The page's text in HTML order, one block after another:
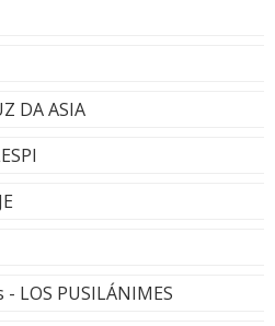
DA ASIA
LOS PUSILÁNIMES